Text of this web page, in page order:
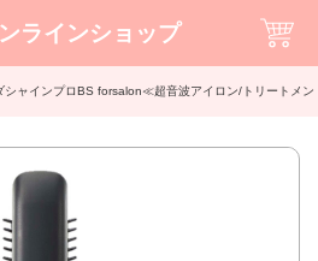
ラインショップ
シャインプロBS forsalon≪超音波アイロン/トリートメ